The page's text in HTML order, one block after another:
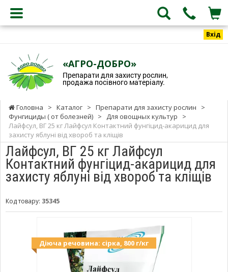
Вхід
«АГРО-ДОБРО»
Препарати для захисту рослин,
продажа посівного матеріалу.
Головна > Каталог > Препарати для захисту рослин
>
Фунгициды ( от болезней) > Для овощных культур
>
Лайфсул, ВГ 25 кг Лайфсул Контактний фунгіцид-акарицид для
захисту яблуні від хвороб та кліщів
Лайфсул, ВГ 25 кг Лайфсул
Контактний фунгіцид-акарицид для
захисту яблуні від хвороб та кліщів
Код товару: 35345
Діюча речовина: сірка, 800 г/кг